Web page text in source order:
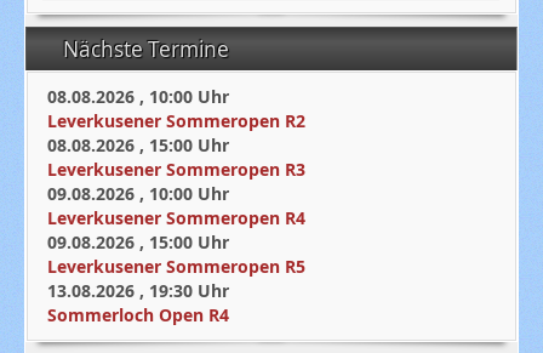
Nächste Termine
08.08.2026 , 10:00 Uhr
Leverkusener Sommeropen R2
08.08.2026 , 15:00 Uhr
Leverkusener Sommeropen R3
09.08.2026 , 10:00 Uhr
Leverkusener Sommeropen R4
09.08.2026 , 15:00 Uhr
Leverkusener Sommeropen R5
13.08.2026 , 19:30 Uhr
Sommerloch Open R4